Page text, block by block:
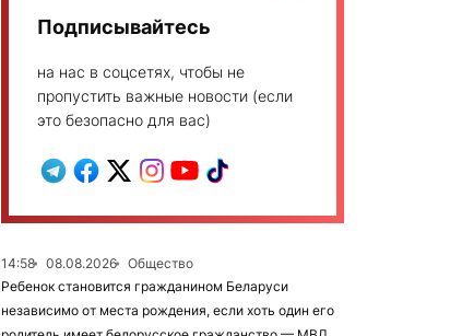
Подписывайтесь
на нас в соцсетях, чтобы не
пропустить важные новости (если
это безопасно для вас)
14:58 08.08.2026
Общество
Ребенок становится гражданином Беларуси
независимо от места рождения, если хоть один его